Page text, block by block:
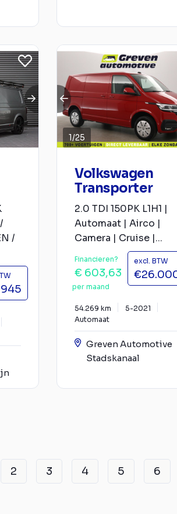
/
1/25
Volkswagen
Transporter
2.0 TDI 150PK L1H1 |
Automaat | Airco |
Camera | Cruise |...
Financieren?
€ 603,63
per maand
excl. BTW
54.269 km
5-2021
Automaat
Greven Automotive
Stadskanaal
2 3 4 5 6